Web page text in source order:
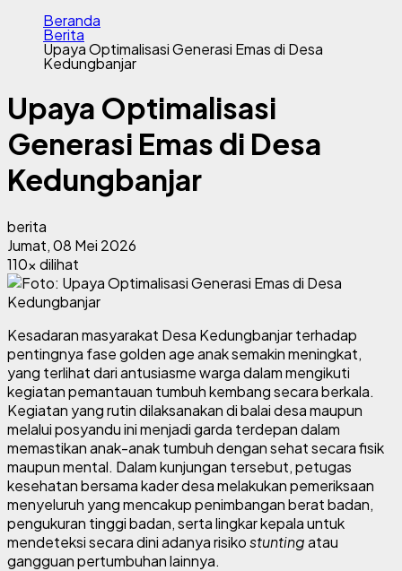
Beranda
Berita
Upaya Optimalisasi Generasi Emas di Desa
Kedungbanjar
Upaya Optimalisasi
Generasi Emas di Desa
Kedungbanjar
berita
Jumat, 08 Mei 2026
110x dilihat
Kesadaran masyarakat Desa Kedungbanjar terhadap
pentingnya fase golden age anak semakin meningkat,
yang terlihat dari antusiasme warga dalam mengikuti
kegiatan pemantauan tumbuh kembang secara berkala.
Kegiatan yang rutin dilaksanakan di balai desa maupun
melalui posyandu ini menjadi garda terdepan dalam
memastikan anak-anak tumbuh dengan sehat secara fisik
maupun mental. Dalam kunjungan tersebut, petugas
kesehatan bersama kader desa melakukan pemeriksaan
menyeluruh yang mencakup penimbangan berat badan,
pengukuran tinggi badan, serta lingkar kepala untuk
mendeteksi secara dini adanya risikostuntingatau
gangguan pertumbuhan lainnya.